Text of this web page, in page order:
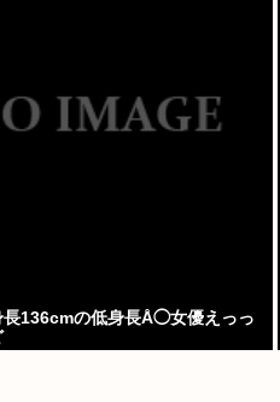
長136cmの低身長Å◯女優えっっ